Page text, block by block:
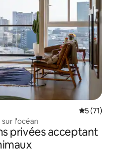
5 (71)
l'océan
privées acceptant